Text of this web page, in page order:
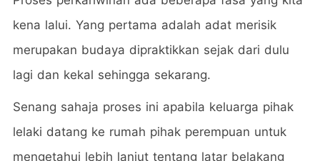
kena lalui. Yang pertama adalah adat merisik
merupakan budaya dipraktikkan sejak dari dulu
lagi dan kekal sehingga sekarang.
Senang sahaja proses ini apabila keluarga pihak
lelaki datang ke rumah pihak perempuan untuk
mengetahui lebih lanjut tentang latar belakang